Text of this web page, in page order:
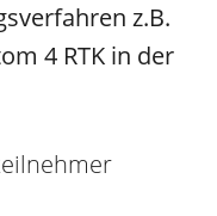
z.B.
4 RTK in der